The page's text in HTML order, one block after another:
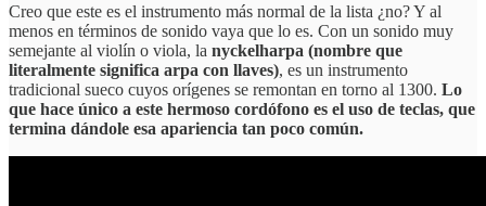
Creo que este es el instrumento más normal de la lista ¿no? Y al
menos en términos de sonido vaya que lo es. Con un sonido muy
semejante al violín o viola, la nyckelharpa (nombre que
literalmente significa arpa con llaves), es un instrumento
tradicional sueco cuyos orígenes se remontan en torno al 1300. Lo
que hace único a este hermoso cordófono es el uso de teclas, que
termina dándole esa apariencia tan poco común.